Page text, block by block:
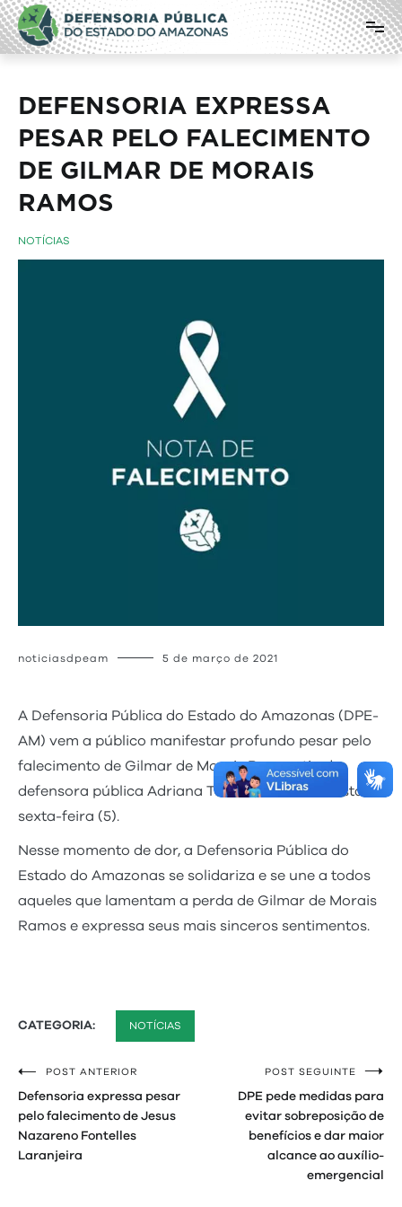
Pular
para
o
conteúdo
Defensoria Pública do Estado do
Amazonas
DEFENSORIA EXPRESSA
PESAR PELO FALECIMENTO
DE GILMAR DE MORAIS
RAMOS
NOTÍCIAS
noticiasdpeam 5 de março de 2021
A Defensoria Pública do Estado do Amazonas (DPE-
AM) vem a público manifestar profundo pesar pelo
falecimento de Gilmar de Morais Ramos, tio da
defensora pública Adriana Tenuta, ocorrido nesta
sexta-feira (5).
Nesse momento de dor, a Defensoria Pública do
Estado do Amazonas se solidariza e se une a todos
aqueles que lamentam a perda de Gilmar de Morais
Ramos e expressa seus mais sinceros sentimentos.
CATEGORIA: NOTÍCIAS
Navegação
de
Post
POST ANTERIOR
Defensoria expressa pesar
pelo falecimento de Jesus
Nazareno Fontelles
Laranjeira
POST SEGUINTE
DPE pede medidas para
evitar sobreposição de
benefícios e dar maior
alcance ao auxílio-
emergencial